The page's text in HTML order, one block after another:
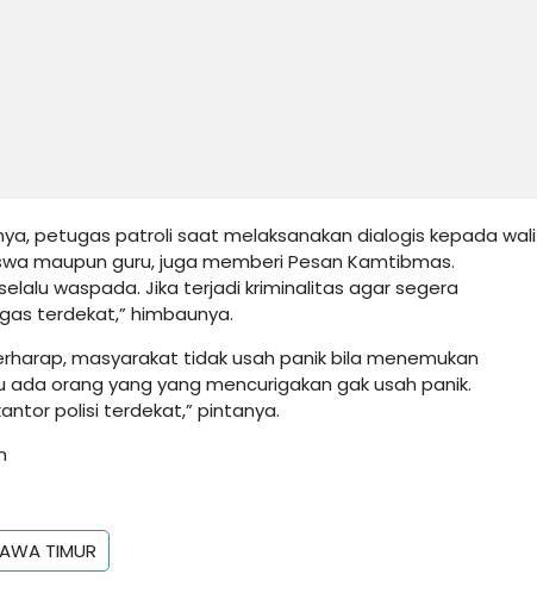
petugas patroli saat melaksanakan dialogis kepada wali
maupun guru, juga memberi Pesan Kamtibmas.
waspada. Jika terjadi kriminalitas agar segera
terdekat,” himbaunya.
masyarakat tidak usah panik bila menemukan
ada orang yang yang mencurigakan gak usah panik.
polisi terdekat,” pintanya.
TIMUR